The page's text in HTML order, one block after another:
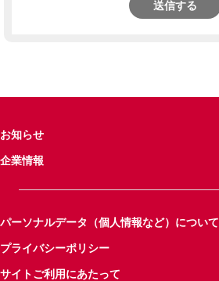
送信する
お知らせ
企業情報
パーソナルデータ（個人情報など）について
プライバシーポリシー
サイトご利用にあたって